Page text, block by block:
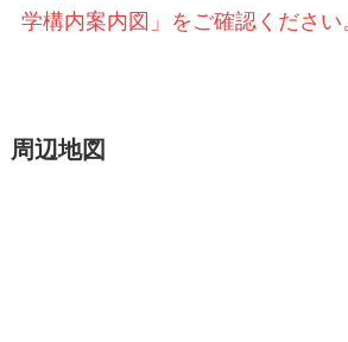
学構内案内図」をご確認ください
周辺地図